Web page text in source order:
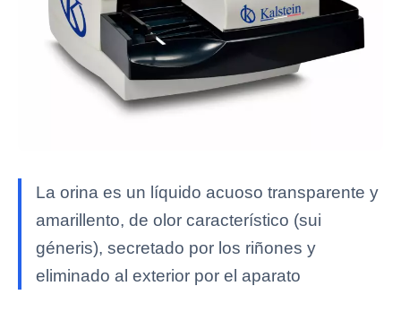
La orina es un líquido acuoso transparente y
amarillento, de olor característico (sui
géneris), secretado por los riñones y
eliminado al exterior por el aparato